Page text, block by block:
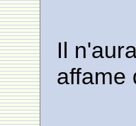
Il
affame